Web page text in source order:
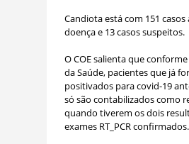
Candiota está com 151
doença e 13 casos suspeitos.
O COE salienta que
da Saúde, pacientes que já
positivados para covid-19
só são contabilizados como
quando tiverem os dois
exames RT_PCR confirmados.